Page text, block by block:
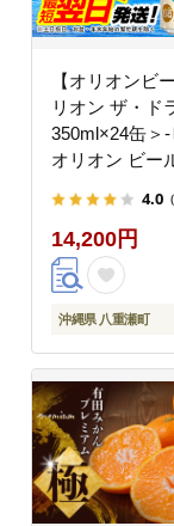
【オリオンビ
リオン ザ・ド
350ml×24缶＞
オリオン ビー
飲みやすい こ
良 リニューア
め 沖縄県 八重
格改定YI】
4.0
14,200円
沖縄県 八重瀬町